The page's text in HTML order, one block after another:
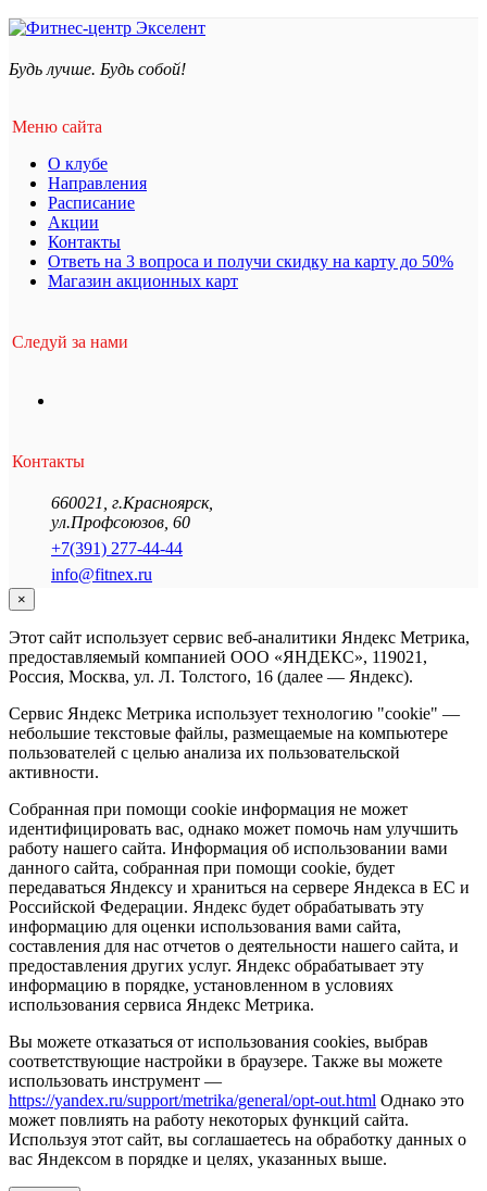
Будь лучше. Будь собой!
Меню сайта
О клубе
Направления
Расписание
Акции
Контакты
Ответь на 3 вопроса и получи скидку на карту до 50%
Магазин акционных карт
Следуй за нами
Контакты
660021 г.Красноярск,
ул.Профсоюзов, 60
+7(391) 277-44-44
info@fitnex.ru
×
Этот сайт использует сервис веб-аналитики Яндекс Метрика,
предоставляемый компанией ООО «ЯНДЕКС», 119021,
Россия, Москва, ул. Л. Толстого, 16 (далее — Яндекс).
Сервис Яндекс Метрика использует технологию "cookie" —
небольшие текстовые файлы, размещаемые на компьютере
пользователей с целью анализа их пользовательской
активности.
Собранная при помощи cookie информация не может
идентифицировать вас, однако может помочь нам улучшить
работу нашего сайта. Информация об использовании вами
данного сайта, собранная при помощи cookie, будет
передаваться Яндексу и храниться на сервере Яндекса в ЕС и
Российской Федерации. Яндекс будет обрабатывать эту
информацию для оценки использования вами сайта,
составления для нас отчетов о деятельности нашего сайта, и
предоставления других услуг. Яндекс обрабатывает эту
информацию в порядке, установленном в условиях
использования сервиса Яндекс Метрика.
Вы можете отказаться от использования cookies, выбрав
соответствующие настройки в браузере. Также вы можете
использовать инструмент —
https://yandex.ru/support/metrika/general/opt-out.html Однако это
может повлиять на работу некоторых функций сайта.
Используя этот сайт, вы соглашаетесь на обработку данных о
вас Яндексом в порядке и целях, указанных выше.